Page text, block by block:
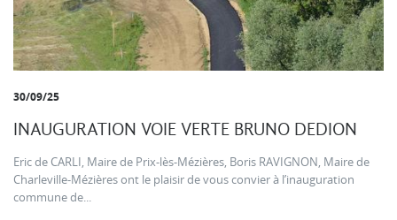
30/09/25
INAUGURATION VOIE VERTE BRUNO DEDION
Eric de CARLI, Maire de Prix-lès-Mézières, Boris RAVIGNON, Maire de
Charleville-Mézières ont le plaisir de vous convier à l’inauguration
commune de...